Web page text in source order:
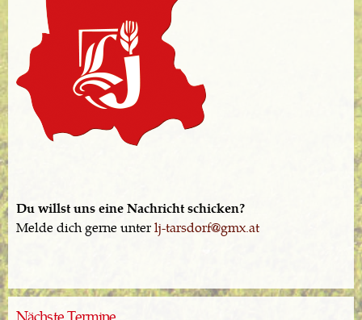
Du willst uns eine Nachricht schicken?
Melde dich gerne unterlj-tarsdorf@gmx.at
Nächste Termine